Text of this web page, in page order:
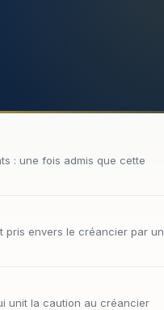
: une fois admis que cette
pris envers le créancier par un
unit la caution au créancier